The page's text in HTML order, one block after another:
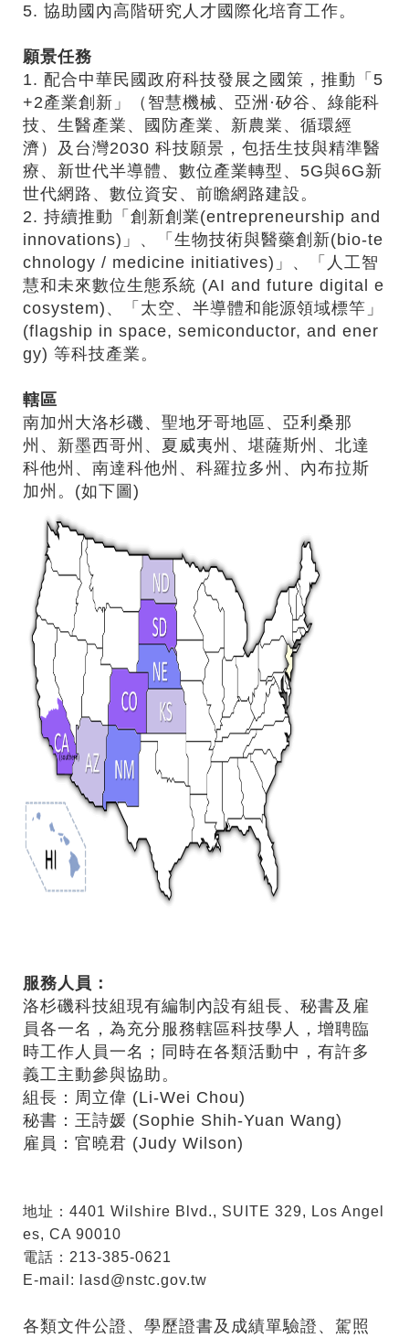
5. 協助國內高階研究人才國際化培育工作。
願景任務
1. 配合中華民國政府科技發展之國策，推動「5
+2產業創新」（智慧機械、亞洲·矽谷、綠能科
技、生醫產業、國防產業、新農業、循環經
濟）及台灣2030 科技願景，包括生技與精準醫
療、新世代半導體、數位產業轉型、5G與6G新
世代網路、數位資安、前瞻網路建設。
2. 持續推動「創新創業(entrepreneurship and
innovations)」、「生物技術與醫藥創新(bio-te
chnology / medicine initiatives)」、「人工智
慧和未來數位生態系統 (AI and future digital e
cosystem)、「太空、半導體和能源領域標竿」
(flagship in space, semiconductor, and ener
gy) 等科技產業。
轄區
南加州大洛杉磯、聖地牙哥地區、亞利桑那
州、新墨西哥州、夏威夷州、堪薩斯州、北達
科他州、南達科他州、科羅拉多州、內布拉斯
加州。(如下圖)
服務人員：
洛杉磯科技組現有編制內設有組長、秘書及雇
員各一名，為充分服務轄區科技學人，增聘臨
時工作人員一名；同時在各類活動中，有許多
義工主動參與協助。
組長：周立偉 (Li-Wei Chou)
秘書：王詩媛 (Sophie Shih-Yuan Wang)
雇員：官曉君 (Judy Wilson)
地址：4401 Wilshire Blvd., SUITE 329, Los Angel
es, CA 90010
電話：213-385-0621
E-mail:
lasd@nstc.gov.tw
各類文件公證、學歷證書及成績單驗證、駕照